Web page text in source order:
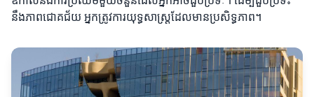
នឹងភាពជោគជ័យ អ្នកត្រូវការយុទ្ធសាស្ត្រដែលមានប្រសិទ្ធភាព។